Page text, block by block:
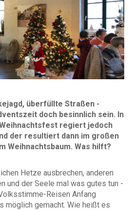
überfüllte Straßen -
doch besinnlich sein. In
regiert jedoch
der resultiert dann im großen
Weihnachtsbaum. Was hilft?
Hetze ausbrechen, anderen
und der Seele mal was gutes tun -
Reisen Anfang
möglich gemacht. Wie heißt es